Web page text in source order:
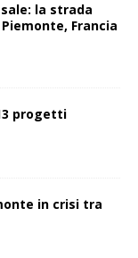
sale: la strada
Francia
progetti
in crisi tra